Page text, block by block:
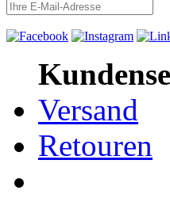
Versand
Retouren